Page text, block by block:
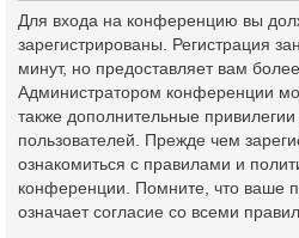
Для входа на конференцию вы
зарегистрированы. Регистрация
минут, но предоставляет вам
Администратором конференции
также дополнительные
пользователей. Прежде чем
ознакомиться с правилами и
конференции. Помните, что ваше
означает согласие со всеми